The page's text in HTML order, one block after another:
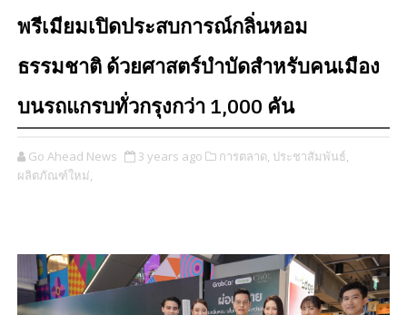
พรีเมียมเปิดประสบการณ์กลิ่นหอม
ธรรมชาติ ด้วยศาสตร์บำบัดสำหรับคนเมือง
บนรถแกรบทั่วกรุงกว่า 1,000 คัน
Go Ahead News 3 years ago การตลาด, ประชาสัมพันธ์,
ผลิตภัณฑ์ใหม่,